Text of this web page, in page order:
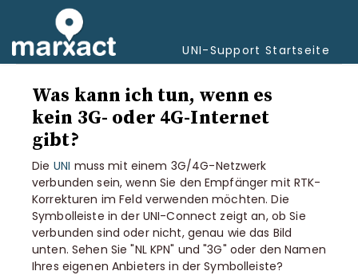
UNI-Support Startseite
Was kann ich tun, wenn es
kein 3G- oder 4G-Internet
gibt?
Die UNI muss mit einem 3G/4G-Netzwerk
verbunden sein, wenn Sie den Empfänger mit RTK-
Korrekturen im Feld verwenden möchten. Die
Symbolleiste in der UNI-Connect zeigt an, ob Sie
verbunden sind oder nicht, genau wie das Bild
unten. Sehen Sie "NL KPN" und "3G" oder den Namen
Ihres eigenen Anbieters in der Symbolleiste?